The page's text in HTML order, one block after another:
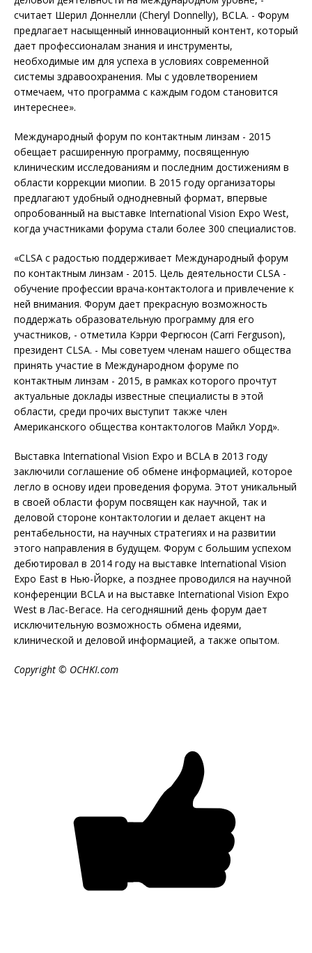
считает Шерил Доннелли (Cheryl Donnelly), BCLA. - Форум
предлагает насыщенный инновационный контент, который
дает профессионалам знания и инструменты,
необходимые им для успеха в условиях современной
системы здравоохранения. Мы с удовлетворением
отмечаем, что программа с каждым годом становится
интереснее».
Международный форум по контактным линзам - 2015
обещает расширенную программу, посвященную
клиническим исследованиям и последним достижениям в
области коррекции миопии. В 2015 году организаторы
предлагают удобный однодневный формат, впервые
опробованный на выставке International Vision Expo West,
когда участниками форума стали более 300 специалистов.
«CLSA с радостью поддерживает Международный форум
по контактным линзам - 2015. Цель деятельности CLSA -
обучение профессии врача-контактолога и привлечение к
ней внимания. Форум дает прекрасную возможность
поддержать образовательную программу для его
участников, - отметила Кэрри Фергюсон (Carri Ferguson),
президент CLSA. - Мы советуем членам нашего общества
принять участие в Международном форуме по
контактным линзам - 2015, в рамках которого прочтут
актуальные доклады известные специалисты в этой
области, среди прочих выступит также член
Американского общества контактологов Майкл Уорд».
Выставка International Vision Expo и BCLA в 2013 году
заключили соглашение об обмене информацией, которое
легло в основу идеи проведения форума. Этот уникальный
в своей области форум посвящен как научной, так и
деловой стороне контактологии и делает акцент на
рентабельности, на научных стратегиях и на развитии
этого направления в будущем. Форум с большим успехом
дебютировал в 2014 году на выставке International Vision
Expo East в Нью-Йорке, а позднее проводился на научной
конференции BCLA и на выставке International Vision Expo
West в Лас-Вегасе. На сегодняшний день форум дает
исключительную возможность обмена идеями,
клинической и деловой информацией, а также опытом.
Copyright © OCHKI.com